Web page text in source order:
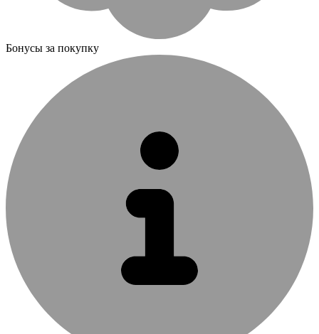
Бонусы за покупку